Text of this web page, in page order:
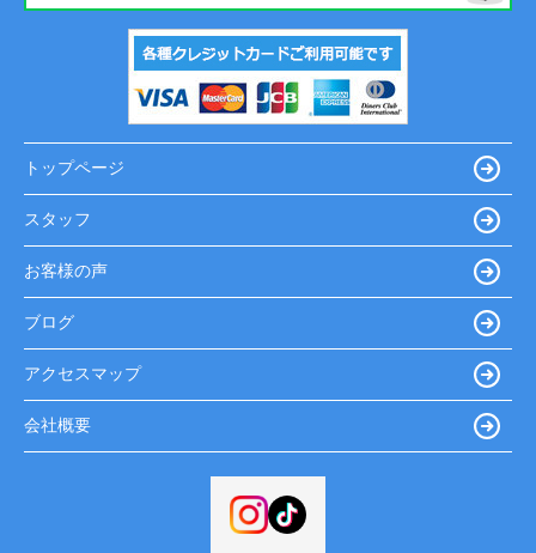
トップページ
スタッフ
お客様の声
ブログ
アクセスマップ
会社概要